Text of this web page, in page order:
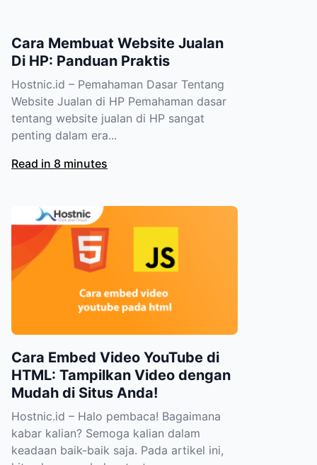
Cara Membuat Website Jualan
Di HP: Panduan Praktis
Hostnic.id – Pemahaman Dasar Tentang
Website Jualan di HP Pemahaman dasar
tentang website jualan di HP sangat
penting dalam era...
Read in 8 minutes
Cara Embed Video YouTube di
HTML: Tampilkan Video dengan
Mudah di Situs Anda!
Hostnic.id – Halo pembaca! Bagaimana
kabar kalian? Semoga kalian dalam
keadaan baik-baik saja. Pada artikel ini,